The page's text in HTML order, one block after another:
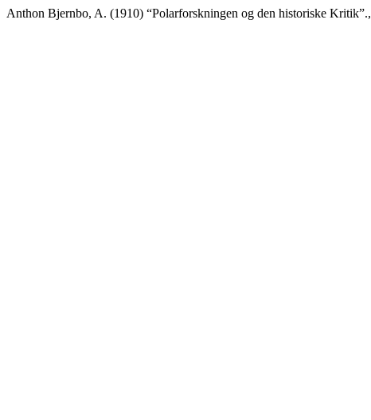
Anthon Bjernbo, A. (1910) “Polarforskningen og den historiske Kritik”.,